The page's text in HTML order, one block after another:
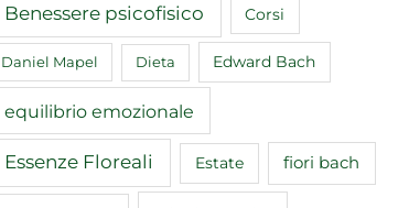
Benessere psicofisico Corsi
Daniel Mapel Dieta Edward Bach
equilibrio emozionale
Essenze Floreali Estate fiori bach